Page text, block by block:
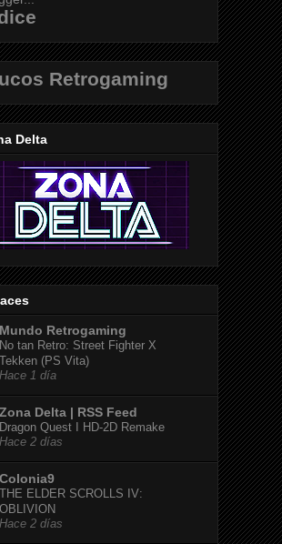
Retrogaming
Delta
Mundo Retrogaming
No tan Retro: Street Fighter X
Tekken (PS Vita)
Hace 1 día
Zona Delta | RSS Feed
Dragon Quest I HD-2D Remake
Hace 2 días
Colonia9
THE ELDER SCROLLS IV:
OBLIVION
Hace 2 días